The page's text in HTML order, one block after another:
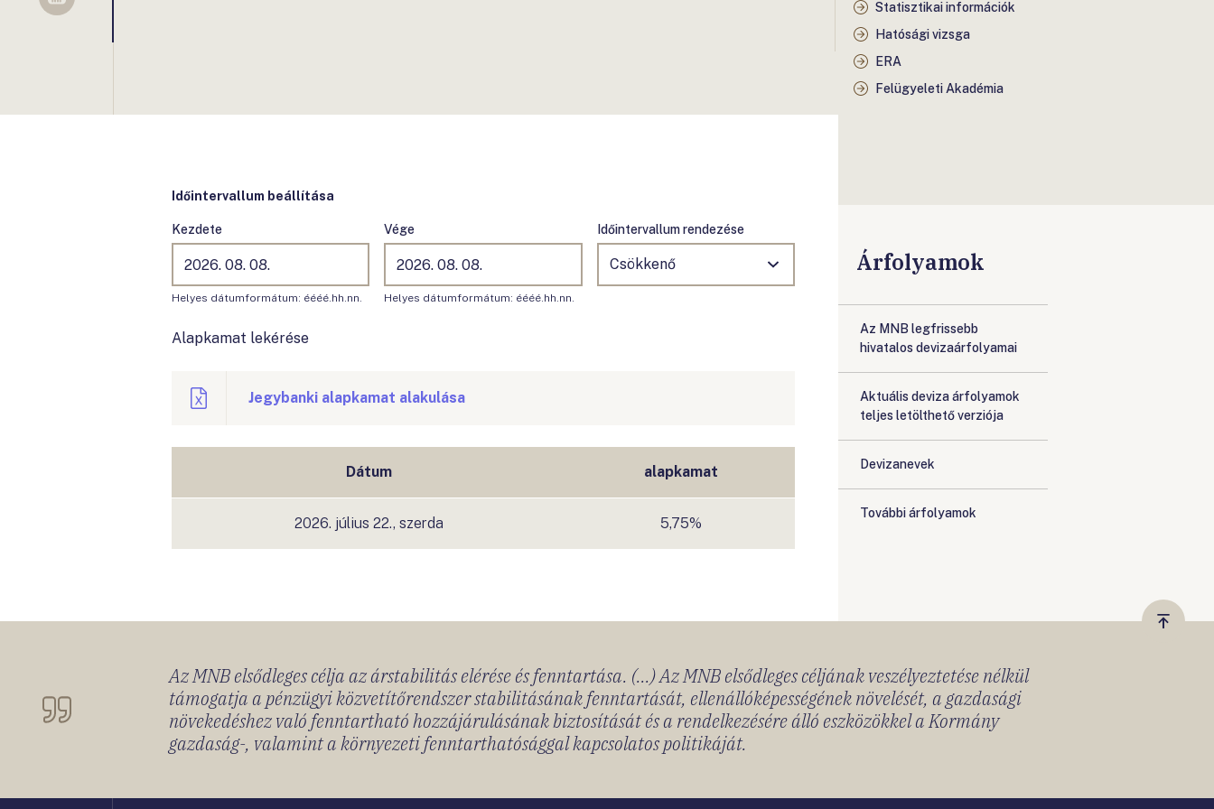
Sellsy
Statisztikai információk
Hatósági vizsga
ERA
Felügyeleti Akadémia
Időintervallum beállítása
Kezdete
Helyes dátumformátum: éééé.hh.nn.
Vége
Helyes dátumformátum: éééé.hh.nn.
Időintervallum rendezése
Alapkamat lekérése
Jegybanki alapkamat alakulása
Dátum alapkamat
2026. július 22., szerda 5,75%
Árfolyamok
Az MNB legfrissebb
hivatalos devizaárfolyamai
Aktuális deviza árfolyamok
teljes letölthető verziója
Devizanevek
További árfolyamok
Vissza
Az MNB elsődleges célja az árstabilitás elérése és fenntartása. (...) Az MNB elsődleges céljának veszélyeztetése nélkül
támogatja a pénzügyi közvetítőrendszer stabilitásának fenntartását, ellenállóképességének növelését, a gazdasági
növekedéshez való fenntartható hozzájárulásának biztosítását és a rendelkezésére álló eszközökkel a Kormány
gazdaság-, valamint a környezeti fenntarthatósággal kapcsolatos politikáját.